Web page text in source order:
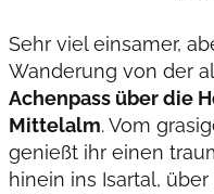
Sehr viel einsamer,
Wanderung von der
Achenpass über die
Mittelalm. Vom
genießt ihr einen
hinein ins Isartal,